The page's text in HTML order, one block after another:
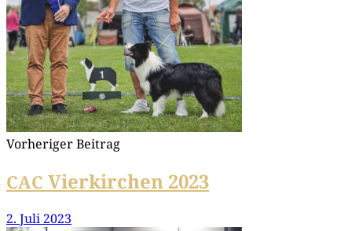
Vorheriger Beitrag
CAC Vierkirchen 2023
2. Juli 2023